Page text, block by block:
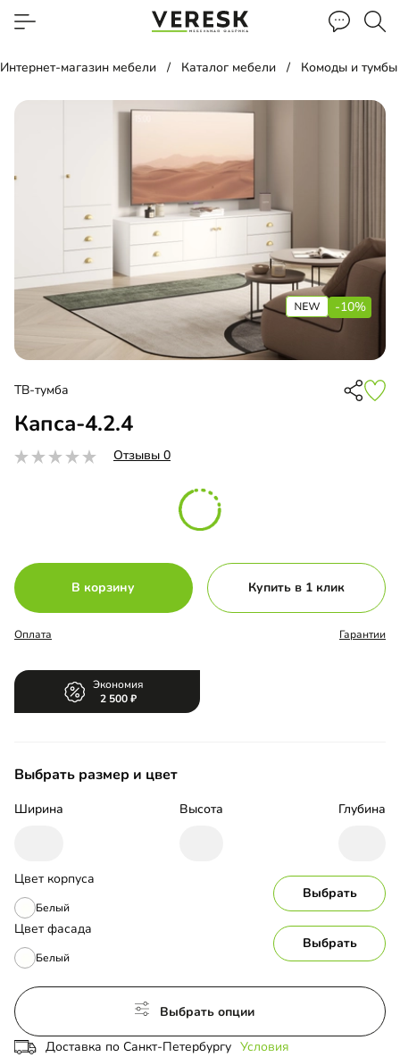
Интернет-магазин мебели Каталог мебели Комоды и тумбы
-10%
ТВ-тумба
Капса-4.2.4
Отзывы 0
В корзину Купить в 1 клик
Оплата Гарантии
Экономия
2 500
Выбрать размер и цвет
Ширина Высота Глубина
Цвет корпуса
Белый
Выбрать
Цвет фасада
Белый
Выбрать
Выбрать опции
Доставка по Санкт-Петербургу Условия